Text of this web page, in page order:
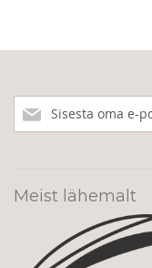
meie
Meist lähemalt